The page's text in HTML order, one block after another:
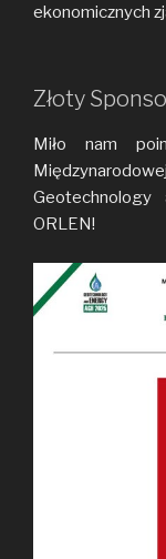
ekonomicznych
Złoty
Miło nam
ORLEN!